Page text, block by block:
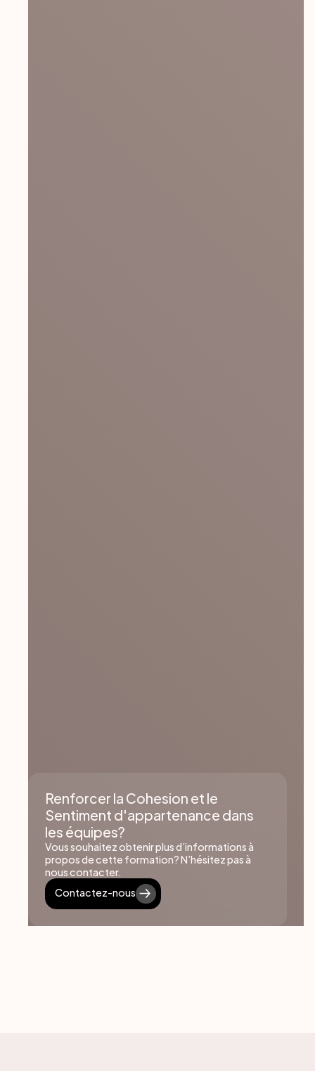
Renforcer la Cohesion et le
Sentiment d'appartenance dans
les équipes?
Vous souhaitez obtenir plus d’informations à
propos de cette formation? N’hésitez pas à
nous contacter.
Contactez-nous